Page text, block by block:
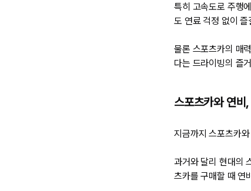
특히 고속도로 주행
도 연료 걱정 없이 즐
물론 스포츠카의 매
다는 드라이빙의 즐
스포츠카와 연
지금까지 스포츠카
과거와 달리 현대의
츠카를 구매할 때 연